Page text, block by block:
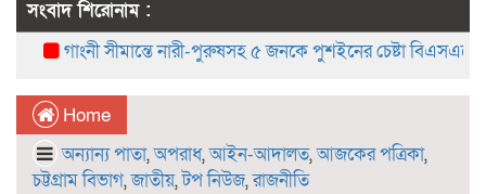
সংবাদ শিরোনাম :
গাংনী সীমান্তে নারী-পুরুষসহ ৫ জনকে পুশইনের চেষ্টা বিএসএফের,
Home
অন্যান্য পাতা,অপরাধ,আইন-আদালত,আজকের পত্রিকা,
চট্টগ্রাম বিভাগ,জাতীয়,টপ নিউজ,রাজনীতি